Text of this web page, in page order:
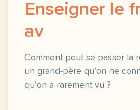
Enseigner le
av
Comment peut se passer la
un grand-père qu’on ne
qu’on a rarement vu ?